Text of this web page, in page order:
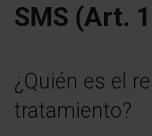
SMS (Art.
¿Quién es el
tratamiento?